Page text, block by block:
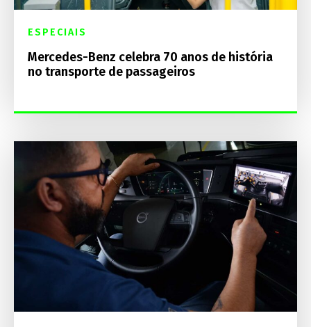
ESPECIAIS
Mercedes-Benz celebra 70 anos de história
no transporte de passageiros